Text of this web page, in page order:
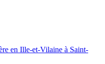
en Ille-et-Vilaine à Saint-